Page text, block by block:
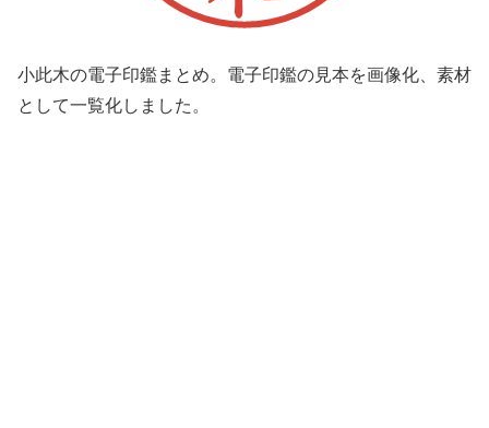
小此木の電子印鑑まとめ。電子印鑑の見本を画像化、素材
として一覧化しました。